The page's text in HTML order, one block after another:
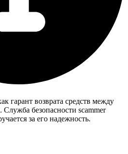
гарант возврата средств между
безопасности scammer
за его надежность.